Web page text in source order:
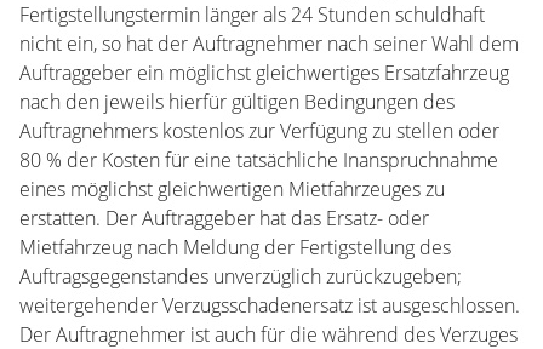
Fertigstellungstermin länger als 24 Stunden schuldhaft
nicht ein, so hat der Auftragnehmer nach seiner Wahl dem
Auftraggeber ein möglichst gleichwertiges Ersatzfahrzeug
nach den jeweils hierfür gültigen Bedingungen des
Auftragnehmers kostenlos zur Verfügung zu stellen oder
80 % der Kosten für eine tatsächliche Inanspruchnahme
eines möglichst gleichwertigen Mietfahrzeuges zu
erstatten. Der Auftraggeber hat das Ersatz- oder
Mietfahrzeug nach Meldung der Fertigstellung des
Auftragsgegenstandes unverzüglich zurückzugeben;
weitergehender Verzugsschadenersatz ist ausgeschlossen.
Der Auftragnehmer ist auch für die während des Verzuges